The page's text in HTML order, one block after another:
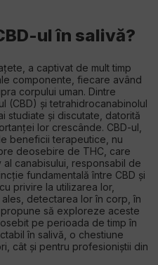
ul în salivă?
a captivat de mult timp
componente, fiecare având
corpului uman. Dintre
(CBD) și tetrahidrocanabinolul
studiate și discutate, datorită
lor crescânde. CBD-ul,
beneficii terapeutice, nu
deosebire de THC, care
canabisului, responsabil de
fundamentală între CBD și
privire la utilizarea lor,
detectarea lor în corp, în
să exploreze aceste
pe perioada de timp în
în salivă, o chestiune
cât și pentru profesioniștii din